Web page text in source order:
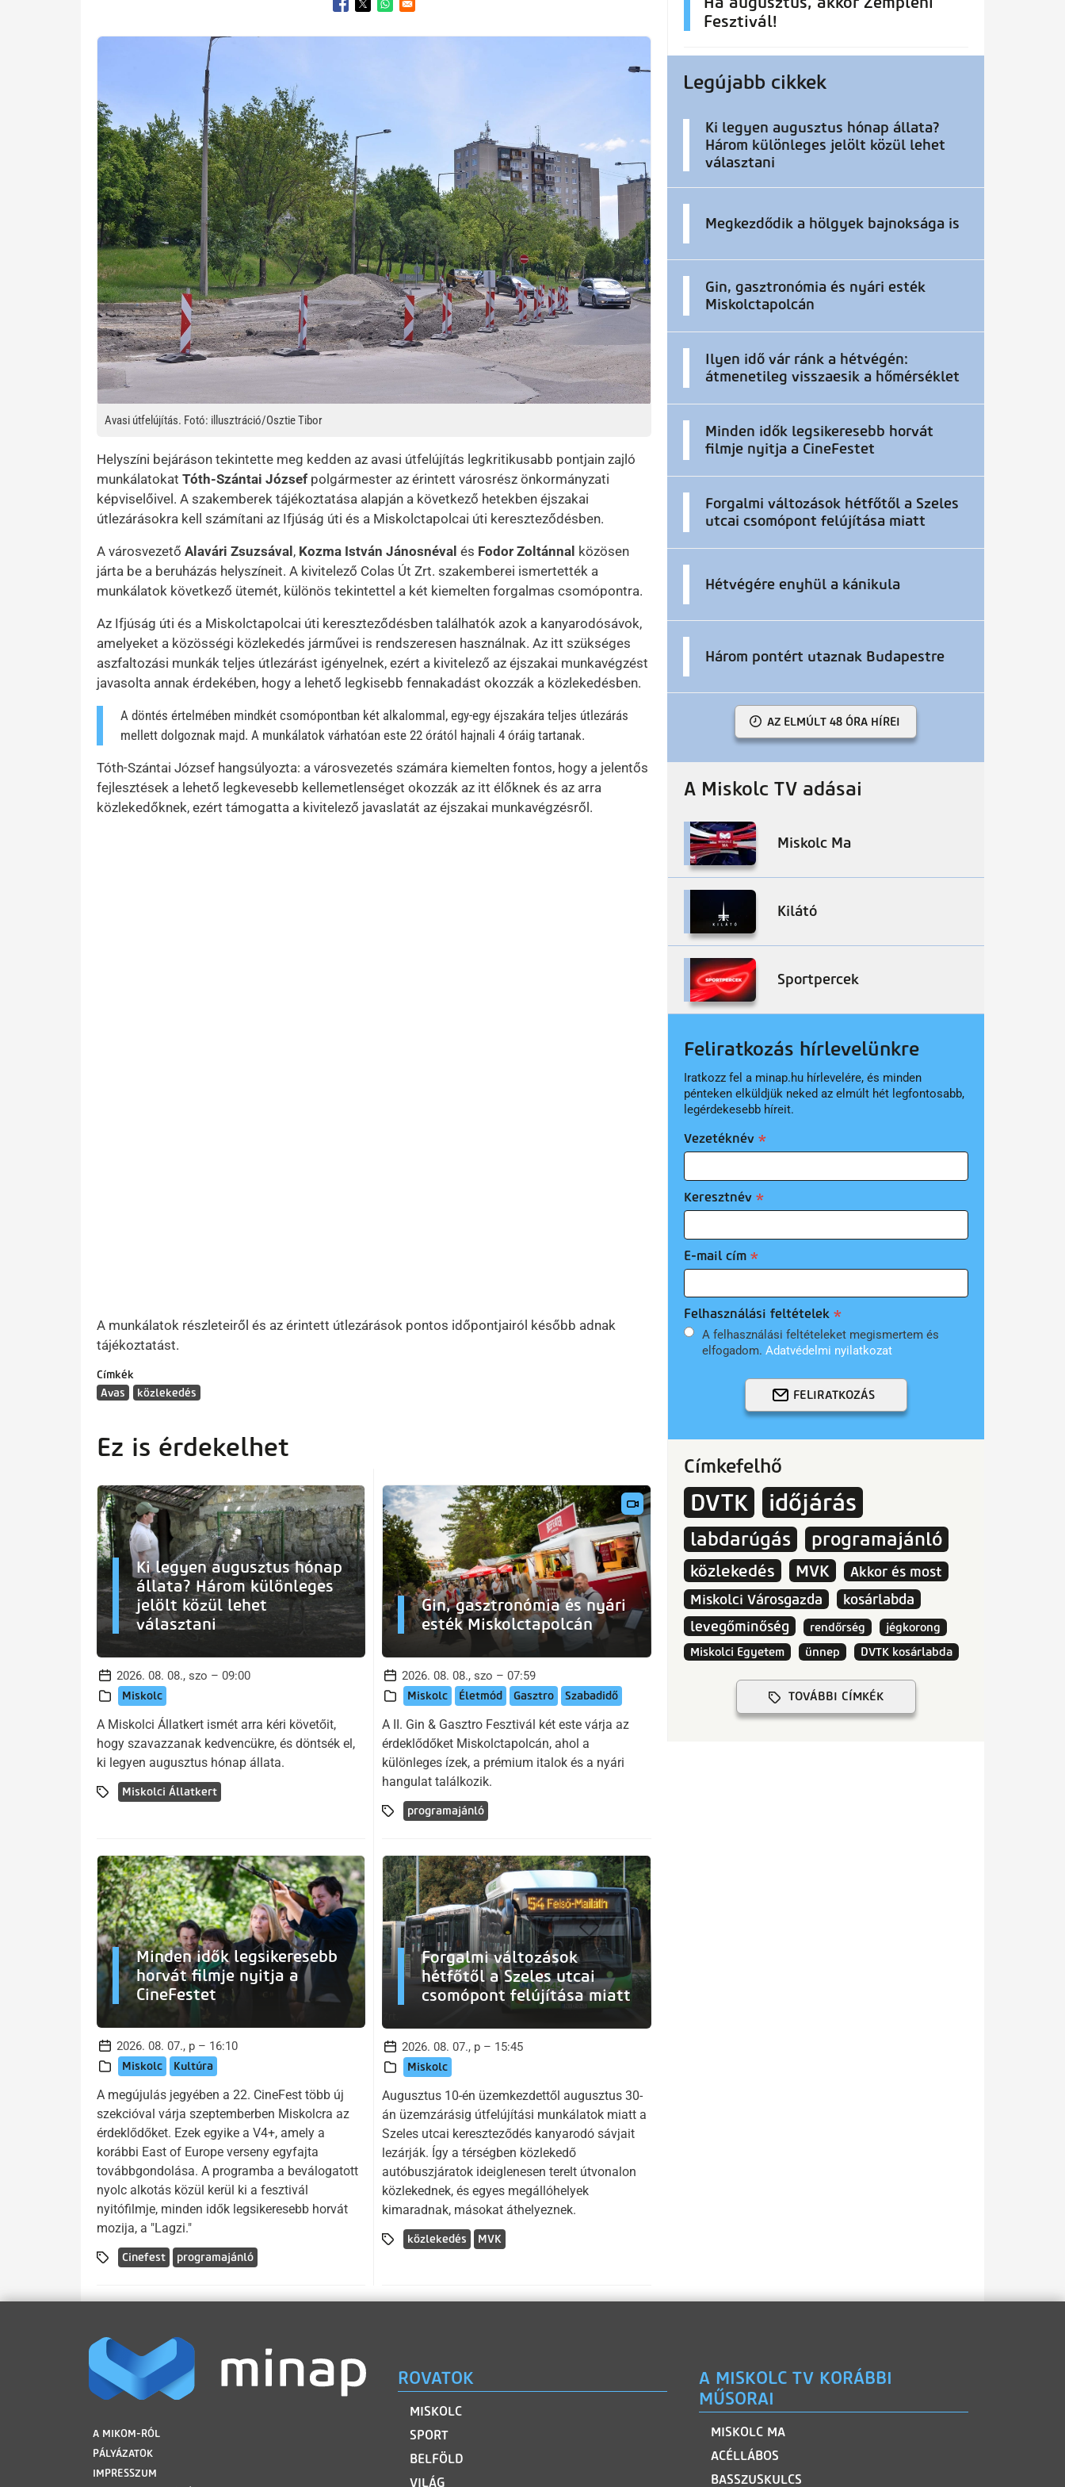
Opens in a new window
Opens in a new window
Opens in a new window
Kép
Avasi útfelújítás. Fotó: illusztráció/Osztie Tibor
Helyszíni bejáráson tekintette meg kedden az avasi útfelújítás legkritikusabb pontjain zajló
munkálatokat Tóth-Szántai József polgármester az érintett városrész önkormányzati
képviselőivel. A szakemberek tájékoztatása alapján a következő hetekben éjszakai
útlezárásokra kell számítani az Ifjúság úti és a Miskolctapolcai úti kereszteződésben.
A városvezető Alavári Zsuzsával , Kozma István Jánosnéval és Fodor Zoltánnal közösen
járta be a beruházás helyszíneit. A kivitelező Colas Út Zrt. szakemberei ismertették a
munkálatok következő ütemét, különös tekintettel a két kiemelten forgalmas csomópontra.
Az Ifjúság úti és a Miskolctapolcai úti kereszteződésben találhatók azok a kanyarodósávok,
amelyeket a közösségi közlekedés járművei is rendszeresen használnak. Az itt szükséges
aszfaltozási munkák teljes útlezárást igényelnek, ezért a kivitelező az éjszakai munkavégzést
javasolta annak érdekében, hogy a lehető legkisebb fennakadást okozzák a közlekedésben.
A döntés értelmében mindkét csomópontban két alkalommal, egy-egy éjszakára teljes útlezárás
mellett dolgoznak majd. A munkálatok várhatóan este 22 órától hajnali 4 óráig tartanak.
Tóth-Szántai József hangsúlyozta: a városvezetés számára kiemelten fontos, hogy a jelentős
fejlesztések a lehető legkevesebb kellemetlenséget okozzák az itt élőknek és az arra
közlekedőknek, ezért támogatta a kivitelező javaslatát az éjszakai munkavégzésről.
A munkálatok részleteiről és az érintett útlezárások pontos időpontjairól később adnak
tájékoztatást.
Címkék
Avas
közlekedés
Ez is érdekelhet
Ki legyen augusztus hónap
állata? Három különleges
jelölt közül lehet
választani
2026. 08. 08., szo – 09:00
Miskolc
A Miskolci Állatkert ismét arra kéri követőit,
hogy szavazzanak kedvencükre, és döntsék el,
ki legyen augusztus hónap állata.
Miskolci Állatkert
Gin, gasztronómia és nyári
esték Miskolctapolcán
2026. 08. 08., szo – 07:59
Miskolc Életmód Gasztro Szabadidő
A II. Gin & Gasztro Fesztivál két este várja az
érdeklődőket Miskolctapolcán, ahol a
különleges ízek, a prémium italok és a nyári
hangulat találkozik.
programajánló
Minden idők legsikeresebb
horvát filmje nyitja a
CineFestet
2026. 08. 07., p – 16:10
Miskolc Kultúra
A megújulás jegyében a 22. CineFest több új
szekcióval várja szeptemberben Miskolcra az
érdeklődőket. Ezek egyike a V4+, amely a
korábbi East of Europe verseny egyfajta
továbbgondolása. A programba a beválogatott
nyolc alkotás közül kerül ki a fesztivál
nyitófilmje, minden idők legsikeresebb horvát
mozija, a "Lagzi."
Cinefest programajánló
Forgalmi változások
hétfőtől a Szeles utcai
csomópont felújítása miatt
2026. 08. 07., p – 15:45
Miskolc
Augusztus 10-én üzemkezdettől augusztus 30-
án üzemzárásig útfelújítási munkálatok miatt a
Szeles utcai kereszteződés kanyarodó sávjait
lezárják. Így a térségben közlekedő
autóbuszjáratok ideiglenesen terelt útvonalon
közlekednek, és egyes megállóhelyek
kimaradnak, másokat áthelyeznek.
közlekedés MVK
Fesztivál!
Legújabb cikkek
Ki legyen augusztus hónap állata?
Három különleges jelölt közül lehet
választani
Megkezdődik a hölgyek bajnoksága is
Gin, gasztronómia és nyári esték
Miskolctapolcán
Ilyen idő vár ránk a hétvégén:
átmenetileg visszaesik a hőmérséklet
Minden idők legsikeresebb horvát
filmje nyitja a CineFestet
Forgalmi változások hétfőtől a Szeles
utcai csomópont felújítása miatt
Hétvégére enyhül a kánikula
Három pontért utaznak Budapestre
AZ ELMÚLT 48 ÓRA HÍREI
A Miskolc TV adásai
Miskolc Ma
Kilátó
Sportpercek
Feliratkozás hírlevelünkre
Iratkozz fel a minap.hu hírlevelére, és minden
pénteken elküldjük neked az elmúlt hét legfontosabb,
legérdekesebb híreit.
Vezetéknév
Keresztnév
E-mail cím
Felhasználási feltételek
A felhasználási feltételeket megismertem és
elfogadom. Adatvédelmi nyilatkozat
FELIRATKOZÁS
Címkefelhő
DVTK időjárás
labdarúgás programajánló
közlekedés MVK
Akkor és most
Miskolci Városgazda
kosárlabda
levegőminőség
rendőrség
jégkorong
Miskolci Egyetem
ünnep DVTK kosárlabda
TOVÁBBI CÍMKÉK
LÁBLÉC
A MIKOM-RÓL
PÁLYÁZATOK
IMPRESSZUM
ROVATOK
MISKOLC
SPORT
BELFÖLD
VILÁG
A MISKOLC TV KORÁBBI
MŰSORAI
MISKOLC MA
ACÉLLÁBOS
BASSZUSKULCS